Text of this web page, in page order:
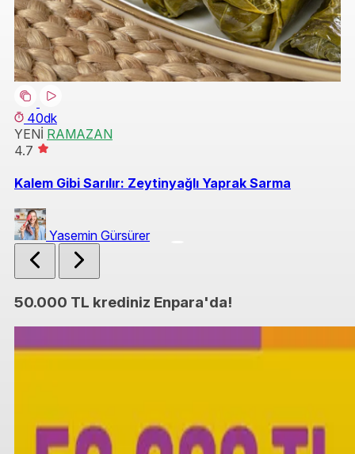
40dk
YENİ RAMAZAN
4.7
Kalem Gibi Sarılır: Zeytinyağlı Yaprak Sarma
Yasemin Gürsürer
50.000 TL krediniz Enpara'da!